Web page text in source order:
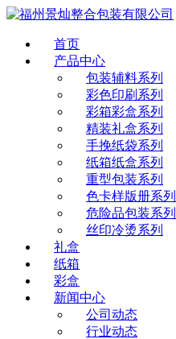
首页
产品中心
包装辅料系列
彩色印刷系列
彩箱彩盒系列
精装礼盒系列
手挽纸袋系列
纸箱纸盒系列
重型包装系列
色卡样版册系列
危险品包装系列
丝印冷烫系列
礼盒
纸箱
彩盒
新闻中心
公司动态
行业动态